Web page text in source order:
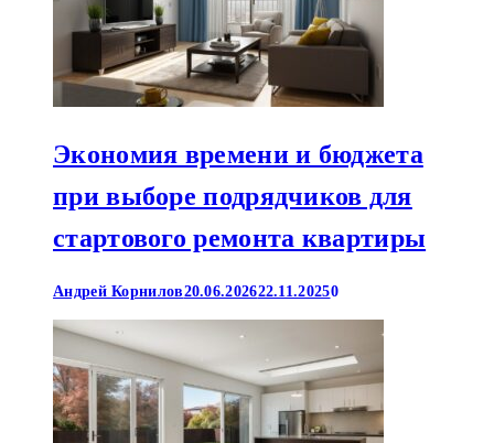
Экономия времени и бюджета
при выборе подрядчиков для
стартового ремонта квартиры
Андрей Корнилов20.06.202622.11.20250